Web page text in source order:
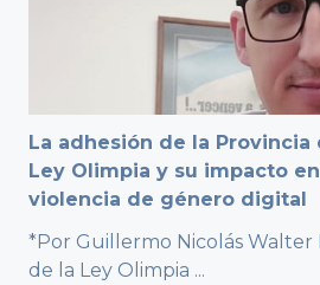
La adhesión de la Provincia
Ley Olimpia y su impacto
violencia de género digital
*Por Guillermo Nicolás
de la Ley Olimpia ...